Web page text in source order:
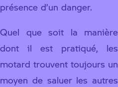
présence d’un danger.
Quel que soit la manière
dont il est pratiqué, les
motard trouvent toujours un
moyen de saluer les autres